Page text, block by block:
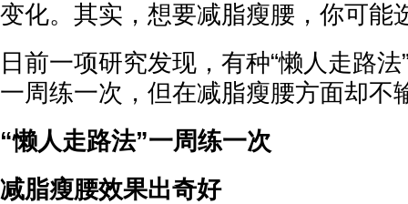
变化。其实，想要减脂瘦腰，你可能
日前一项研究发现，有种“懒人走路
一周练一次，但在减脂瘦腰方面却不
“懒人走路法”一周练一次
减脂瘦腰效果出奇好